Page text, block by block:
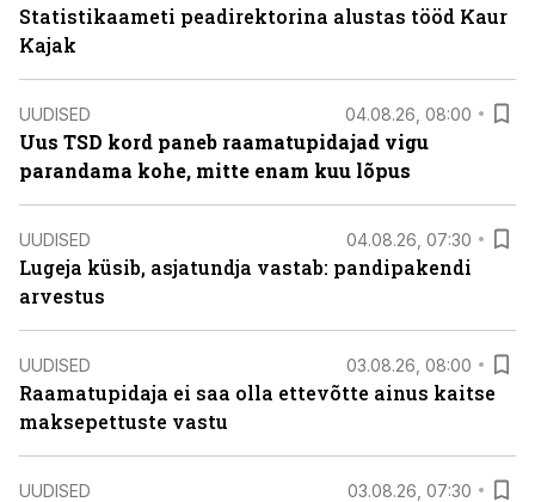
Statistikaameti peadirektorina alustas tööd Kaur
Kajak
UUDISED 04.08.26, 08:00
Uus TSD kord paneb raamatupidajad vigu
parandama kohe, mitte enam kuu lõpus
UUDISED 04.08.26, 07:30
Lugeja küsib, asjatundja vastab: pandipakendi
arvestus
UUDISED 03.08.26, 08:00
Raamatupidaja ei saa olla ettevõtte ainus kaitse
maksepettuste vastu
UUDISED 03.08.26, 07:30